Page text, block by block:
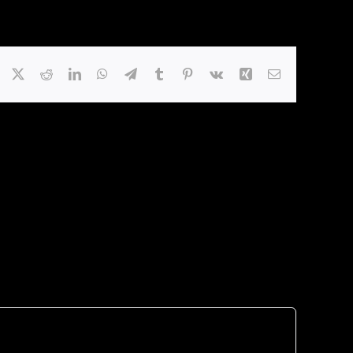
Facebook
X RedditLinkedInWhatsApp
TelegramTumblr Pinterest
Vk Xing E-